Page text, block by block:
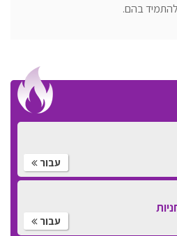
בהם.
עבור
עבור